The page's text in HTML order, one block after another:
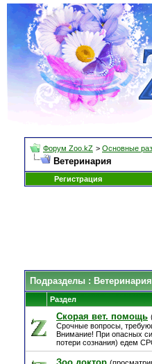
Форум Zoo.kZ > Основные
Ветеринария
Регистрация
Подразделы : Ветеринария
Раздел
Скорая вет. помощь
Срочные вопросы,
Внимание! При опасных
потери сознания) едем